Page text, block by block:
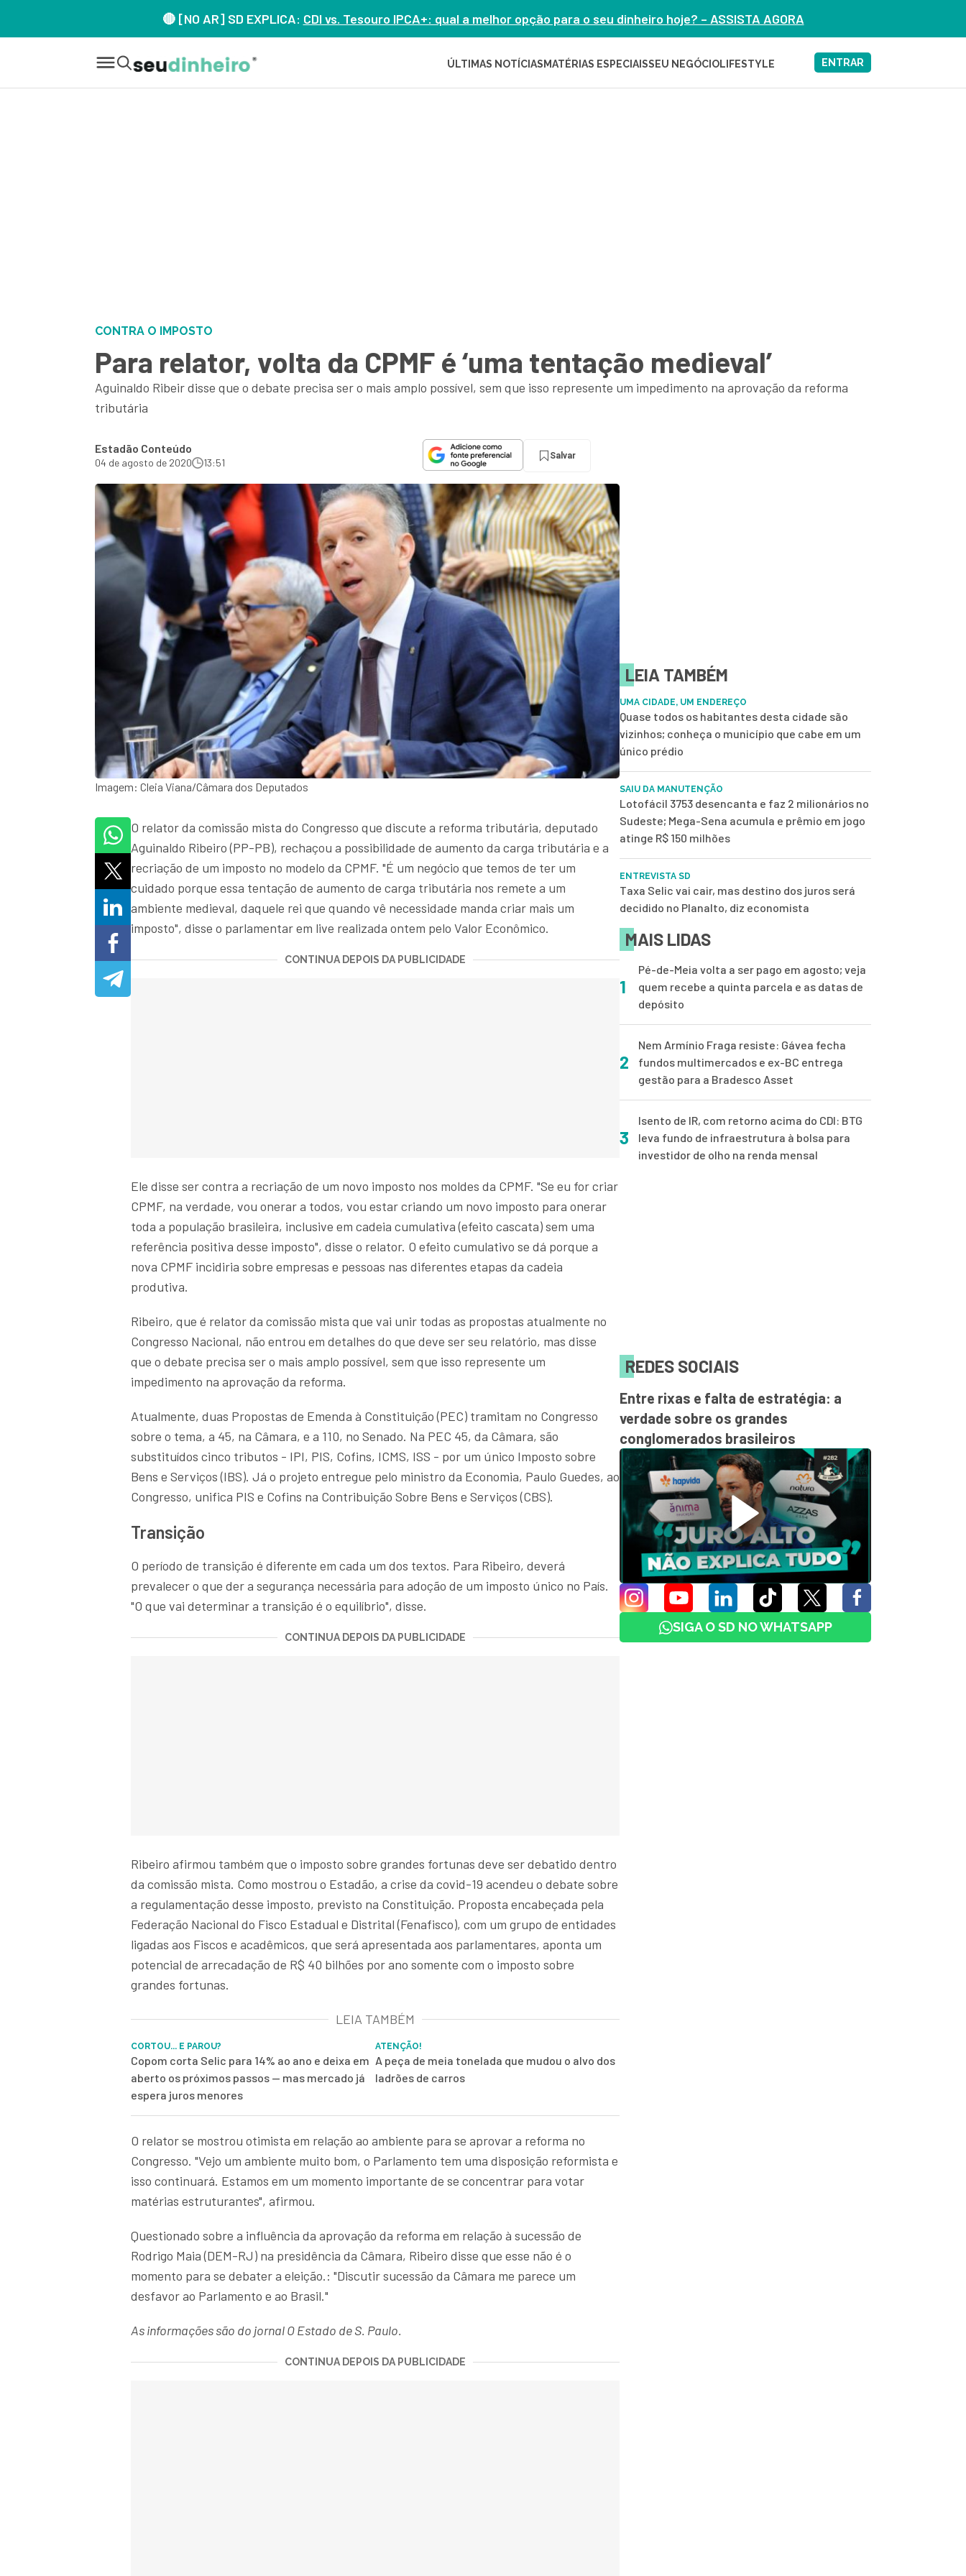
🔴 [NO AR] SD EXPLICA: CDI vs. Tesouro IPCA+: qual a melhor opção para o seu dinheiro hoje? – ASSISTA AGORA
ÚLTIMAS NOTÍCIAS MATÉRIAS ESPECIAISSEU NEGÓCIOLIFESTYLE ENTRAR
CONTRA O IMPOSTO
Para relator, volta da CPMF é ‘uma tentação medieval’
Aguinaldo Ribeir disse que o debate precisa ser o mais amplo possível, sem que isso represente um impedimento na aprovação da reforma
tributária
Estadão Conteúdo
04 de agosto de 2020 13:51
Salvar
Imagem: Cleia Viana/Câmara dos Deputados
O relator da comissão mista do Congresso que discute a reforma tributária, deputado
Aguinaldo Ribeiro (PP-PB), rechaçou a possibilidade de aumento da carga tributária e a
recriação de um imposto no modelo da CPMF. "É um negócio que temos de ter um
cuidado porque essa tentação de aumento de carga tributária nos remete a um
ambiente medieval, daquele rei que quando vê necessidade manda criar mais um
imposto", disse o parlamentar em live realizada ontem pelo Valor Econômico.
CONTINUA DEPOIS DA PUBLICIDADE
Ele disse ser contra a recriação de um novo imposto nos moldes da CPMF. "Se eu for criar
CPMF, na verdade, vou onerar a todos, vou estar criando um novo imposto para onerar
toda a população brasileira, inclusive em cadeia cumulativa (efeito cascata) sem uma
referência positiva desse imposto", disse o relator. O efeito cumulativo se dá porque a
nova CPMF incidiria sobre empresas e pessoas nas diferentes etapas da cadeia
produtiva.
Ribeiro, que é relator da comissão mista que vai unir todas as propostas atualmente no
Congresso Nacional, não entrou em detalhes do que deve ser seu relatório, mas disse
que o debate precisa ser o mais amplo possível, sem que isso represente um
impedimento na aprovação da reforma.
Atualmente, duas Propostas de Emenda à Constituição (PEC) tramitam no Congresso
sobre o tema, a 45, na Câmara, e a 110, no Senado. Na PEC 45, da Câmara, são
substituídos cinco tributos - IPI, PIS, Cofins, ICMS, ISS - por um único Imposto sobre
Bens e Serviços (IBS). Já o projeto entregue pelo ministro da Economia, Paulo Guedes, ao
Congresso, unifica PIS e Cofins na Contribuição Sobre Bens e Serviços (CBS).
Transição
O período de transição é diferente em cada um dos textos. Para Ribeiro, deverá
prevalecer o que der a segurança necessária para adoção de um imposto único no País.
"O que vai determinar a transição é o equilíbrio", disse.
CONTINUA DEPOIS DA PUBLICIDADE
Ribeiro afirmou também que o imposto sobre grandes fortunas deve ser debatido dentro
da comissão mista. Como mostrou o Estadão, a crise da covid-19 acendeu o debate sobre
a regulamentação desse imposto, previsto na Constituição. Proposta encabeçada pela
Federação Nacional do Fisco Estadual e Distrital (Fenafisco), com um grupo de entidades
ligadas aos Fiscos e acadêmicos, que será apresentada aos parlamentares, aponta um
potencial de arrecadação de R$ 40 bilhões por ano somente com o imposto sobre
grandes fortunas.
LEIA TAMBÉM
CORTOU... E PAROU?
Copom corta Selic para 14% ao ano e deixa em
aberto os próximos passos — mas mercado já
espera juros menores
ATENÇÃO!
A peça de meia tonelada que mudou o alvo dos
ladrões de carros
O relator se mostrou otimista em relação ao ambiente para se aprovar a reforma no
Congresso. "Vejo um ambiente muito bom, o Parlamento tem uma disposição reformista e
isso continuará. Estamos em um momento importante de se concentrar para votar
matérias estruturantes", afirmou.
Questionado sobre a influência da aprovação da reforma em relação à sucessão de
Rodrigo Maia (DEM-RJ) na presidência da Câmara, Ribeiro disse que esse não é o
momento para se debater a eleição.: "Discutir sucessão da Câmara me parece um
desfavor ao Parlamento e ao Brasil."
As informações são do jornal O Estado de S. Paulo.
CONTINUA DEPOIS DA PUBLICIDADE
LEIA TAMBÉM
UMA CIDADE, UM ENDEREÇO
Quase todos os habitantes desta cidade são
vizinhos; conheça o município que cabe em um
único prédio
SAIU DA MANUTENÇÃO
Lotofácil 3753 desencanta e faz 2 milionários no
Sudeste; Mega-Sena acumula e prêmio em jogo
atinge R$ 150 milhões
ENTREVISTA SD
Taxa Selic vai cair, mas destino dos juros será
decidido no Planalto, diz economista
MAIS LIDAS
1
Pé-de-Meia volta a ser pago em agosto; veja
quem recebe a quinta parcela e as datas de
depósito
2
Nem Armínio Fraga resiste: Gávea fecha
fundos multimercados e ex-BC entrega
gestão para a Bradesco Asset
3
Isento de IR, com retorno acima do CDI: BTG
leva fundo de infraestrutura à bolsa para
investidor de olho na renda mensal
REDES SOCIAIS
Entre rixas e falta de estratégia: a
verdade sobre os grandes
conglomerados brasileiros
SIGA O SD NO WHATSAPP